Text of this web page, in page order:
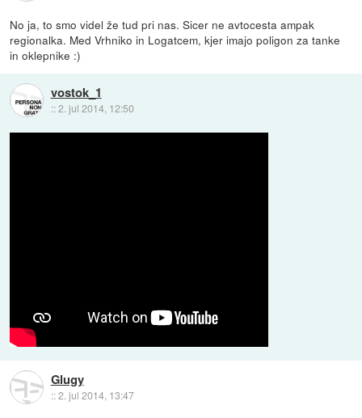
No ja, to smo videl že tud pri nas. Sicer ne avtocesta ampak
regionalka. Med Vrhniko in Logatcem, kjer imajo poligon za tanke
in oklepnike :)
vostok_1
::2. jul 2014, 12:50
Glugy
::2. jul 2014, 13:47